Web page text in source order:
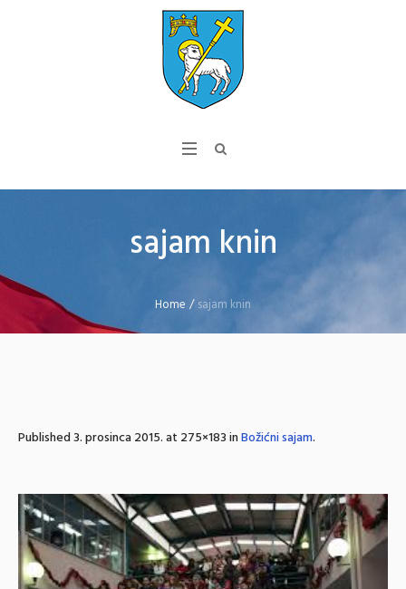
sajam knin
Home /sajam knin
Published3. prosinca 2015.at 275×183 inBožićni sajam.